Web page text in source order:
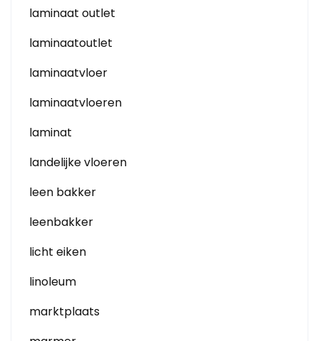
laminaat outlet
laminaatoutlet
laminaatvloer
laminaatvloeren
laminat
landelijke vloeren
leen bakker
leenbakker
licht eiken
linoleum
marktplaats